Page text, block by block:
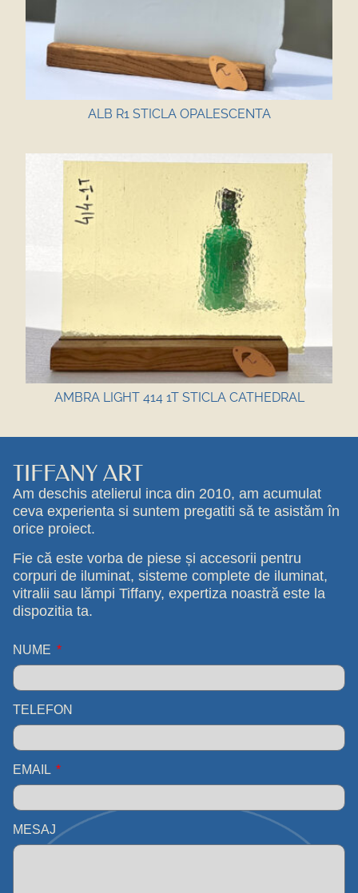
ALB R1 STICLA OPALESCENTA
AMBRA LIGHT 414 1T STICLA CATHEDRAL
TIFFANY ART
Am deschis atelierul inca din 2010, am acumulat
ceva experienta si suntem pregatiti să te asistăm în
orice proiect.
Fie că este vorba de piese și accesorii pentru
corpuri de iluminat, sisteme complete de iluminat,
vitralii sau lămpi Tiffany, expertiza noastră este la
dispozitia ta.
NUME
TELEFON
EMAIL
MESAJ